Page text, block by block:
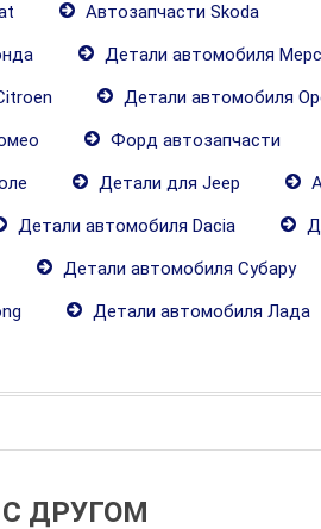
Автозапчасти Skoda
Детали автомобиля
Детали автомобиля
Форд автозапчасти
Детали для Jeep
Детали автомобиля Dacia
Детали автомобиля Субару
Детали автомобиля Лада
ДРУГОМ